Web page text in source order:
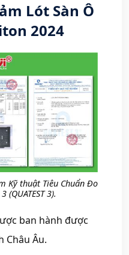
Lót Sàn Ô
2024
Kỹ thuật Tiêu Chuẩn Đo
3).
ban hành được
Châu Âu.